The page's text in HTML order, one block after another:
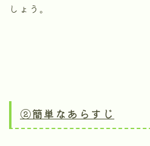
しょう。
②簡単なあらすじ